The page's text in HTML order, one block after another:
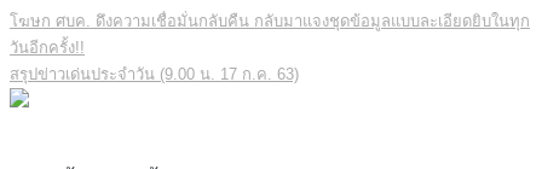
โฆษก ศบค. ดึงความเชื่อมั่นกลับคืน กลับมาแจงชุดข้อมูลแบบละเอียดยิบในทุก
วันอีกครั้ง!!
สรุปข่าวเด่นประจำวัน (9.00 น. 17 ก.ค. 63)